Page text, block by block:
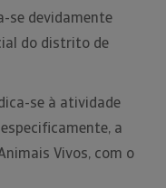
se devidamente
do distrito de
se à atividade
a
Vivos, com o